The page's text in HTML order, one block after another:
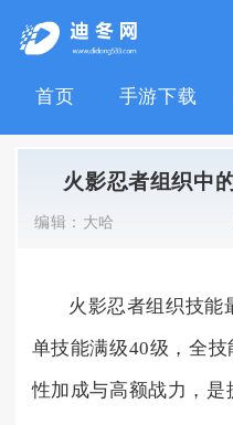
首页 手游下载
火影忍者组织中
编辑： 大哈
火影忍者组织技能
单技能满级40级，全
性加成与高额战力，是